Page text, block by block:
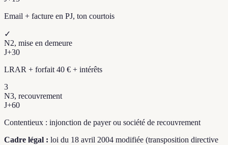
Email + facture en PJ, ton courtois
✓
N2, mise en demeure
J+30
LRAR + forfait 40 € + intérêts
3
N3, recouvrement
J+60
Contentieux : injonction de payer ou société de recouvrement
Cadre légal : loi du 18 avril 2004 modifiée (transposition directive